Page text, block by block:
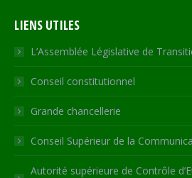
opens
in
new
window
opens
in
new
window
opens
in
new
window
in
new
window
opens
in
new
LIENS UTILES
L’Assemblée Législative de
Conseil constitutionnel
Grande chancellerie
Conseil Supérieur de la
Autorité supérieure de Contrôle